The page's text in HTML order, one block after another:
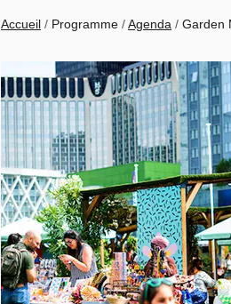
Fil d'Ariane
Accueil Programme Agenda Garden